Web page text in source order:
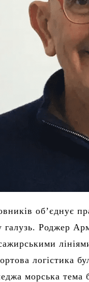
об’єднує
галузь. Роджер
логістика
морська тема